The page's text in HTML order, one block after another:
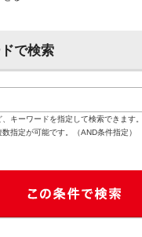
で検索
キーワードを指定して検索できます。
指定が可能です。（AND条件指定）